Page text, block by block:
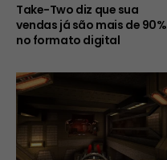
Take-Two diz que sua
vendas já são mais de 90%
no formato digital